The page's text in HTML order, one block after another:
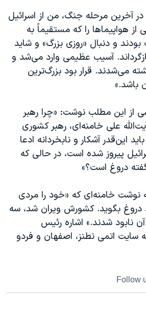
در آخرین مرحله جنگ، من از اسرائیل
از هواپیماها را که مستقیماً به
و دنبال «روزی بزرگ» و شاید
آسیب عظیمی وارد می‌شد و
می‌شدند. قرار بود بزرگ‌ترین
باشد.»
از این مطلب نوشت: «چرا رهبر
علی خامنه‌ای، رهبر کشوری
این‌قدر آشکار و نابخردانه ادعا
پیروز شده است، در حالی که
دروغ است؟»
نوشت خامنه‌ای که «خود را مردی
دروغ بگوید. کشورش ویران شد، سه
نابود شدند.» اشاره رئیس
سایت اتمی نطنز، اصفهان و فردو
Follow